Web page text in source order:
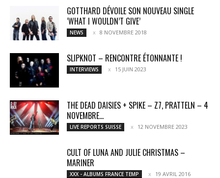
GOTTHARD DÉVOILE SON NOUVEAU SINGLE
‘WHAT I WOULDN’T GIVE’
NEWS 8 NOVEMBRE 2018
SLIPKNOT – RENCONTRE ÉTONNANTE !
INTERVIEWS 15 JUIN 2023
THE DEAD DAISIES + SPIKE – Z7, PRATTELN – 4
NOVEMBRE...
LIVE REPORTS SUISSE 12 NOVEMBRE 2023
CULT OF LUNA AND JULIE CHRISTMAS –
MARINER
XXX - ALBUMS FRANCE TEMP 19 AVRIL 2016